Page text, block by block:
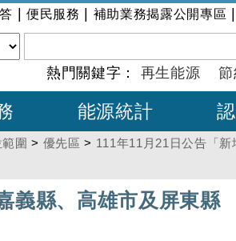
便民服務 補助業務揭露公開專區
熱門關鍵字： 再生能源 節
能源統計
圍 > 優先區 > 111年11月21日公告「新
義縣、高雄市及屏東縣